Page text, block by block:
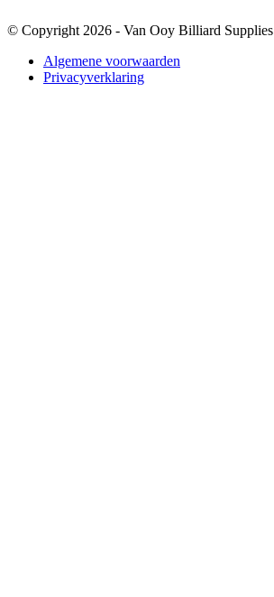
© Copyright 2026 - Van Ooy Billiard Supplies
Algemene voorwaarden
Privacyverklaring